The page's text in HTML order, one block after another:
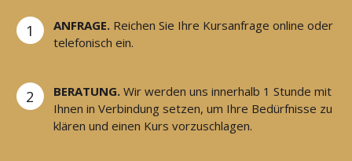
1 ANFRAGE. Reichen Sie Ihre Kursanfrage online oder
telefonisch ein.
2 BERATUNG. Wir werden uns innerhalb 1 Stunde mit
Ihnen in Verbindung setzen, um Ihre Bedürfnisse zu
klären und einen Kurs vorzuschlagen.